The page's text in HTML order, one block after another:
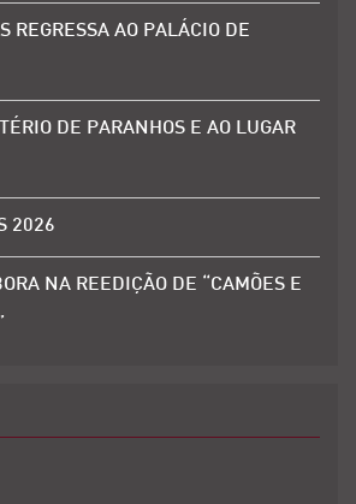
REGRESSA AO PALÁCIO DE
DE PARANHOS E AO LUGAR
2026
NA REEDIÇÃO DE “CAMÕES E